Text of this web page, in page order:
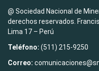
@ Sociedad Nacional de
derechos reservados.
Lima 17 – Perú
Teléfono: (511) 215-9250
Correo: